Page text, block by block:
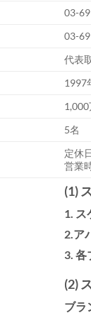
03-
03-
代表
1997
1,000
5名
定休
営業
(1)
1. ス
2.ア
3.
(2)
ブラ